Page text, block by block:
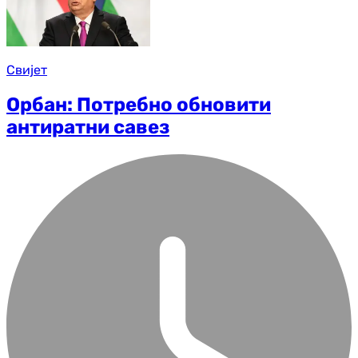
Свијет
Орбан: Потребно обновити
антиратни савез